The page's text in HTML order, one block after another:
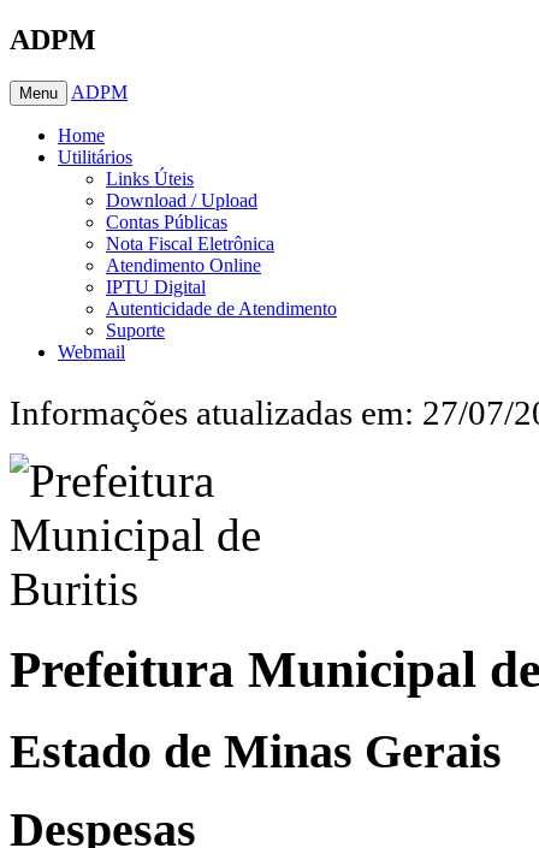
ADPM
Menu ADPM
Home
Utilitários
Links Úteis
Download / Upload
Contas Públicas
Nota Fiscal Eletrônica
Atendimento Online
IPTU Digital
Autenticidade de Atendimento
Suporte
Webmail
Informações atualizadas em: 27/07/
Prefeitura Municipal
Estado de Minas Gerais
Despesas